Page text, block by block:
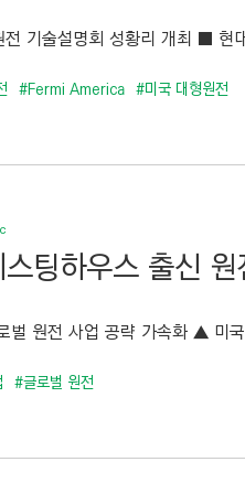
기술설명회 성황리 개최 ■ 현
#Fermi America #미국 대형원전
팅하우스 출신
벌 원전 사업 공략 가속화 ▲ 미
#글로벌 원전